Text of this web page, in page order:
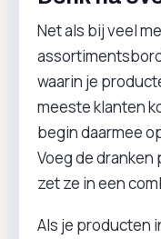
Net als bij veel
waarin je
meeste klanten
begin daarmee
Voeg de
zet ze in een
Als je producten